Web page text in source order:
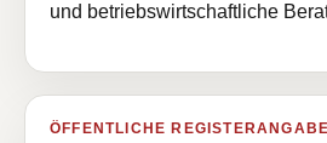
und betriebswirtschaftliche
ÖFFENTLICHE